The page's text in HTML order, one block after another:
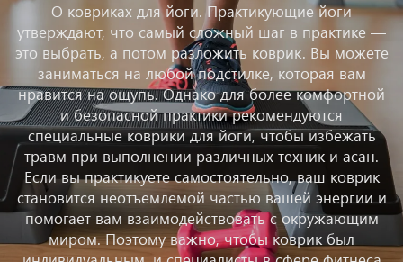
О ковриках для йоги. Практикующие йоги
утверждают, что самый сложный шаг в практике —
это выбрать, а потом разложить коврик. Вы можете
заниматься на любой подстилке, которая вам
нравится на ощупь. Однако для более комфортной
и безопасной практики рекомендуются
специальные коврики для йоги, чтобы избежать
травм при выполнении различных техник и асан.
Если вы практикуете самостоятельно, ваш коврик
становится неотъемлемой частью вашей энергии и
помогает вам взаимодействовать с окружающим
миром. Поэтому важно, чтобы коврик был